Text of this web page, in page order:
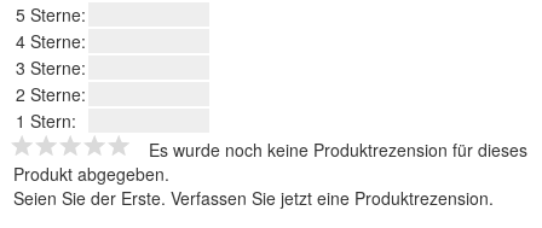
5 Sterne:
4 Sterne:
3 Sterne:
2 Sterne:
1 Stern:
Es wurde noch keine Produktrezension für dieses
Produkt abgegeben.
Seien Sie der Erste. Verfassen Sie jetzt eine Produktrezension.